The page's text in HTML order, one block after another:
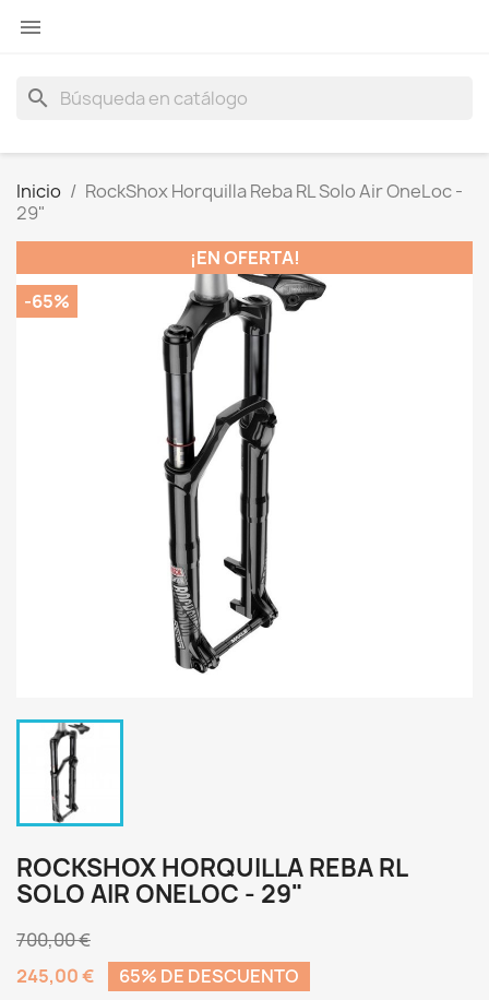

search
Inicio
RockShox Horquilla Reba RL Solo Air OneLoc -
29"
¡EN OFERTA!
-65%
ROCKSHOX HORQUILLA REBA RL
SOLO AIR ONELOC - 29"
700,00 €
245,00 €
65% DE DESCUENTO